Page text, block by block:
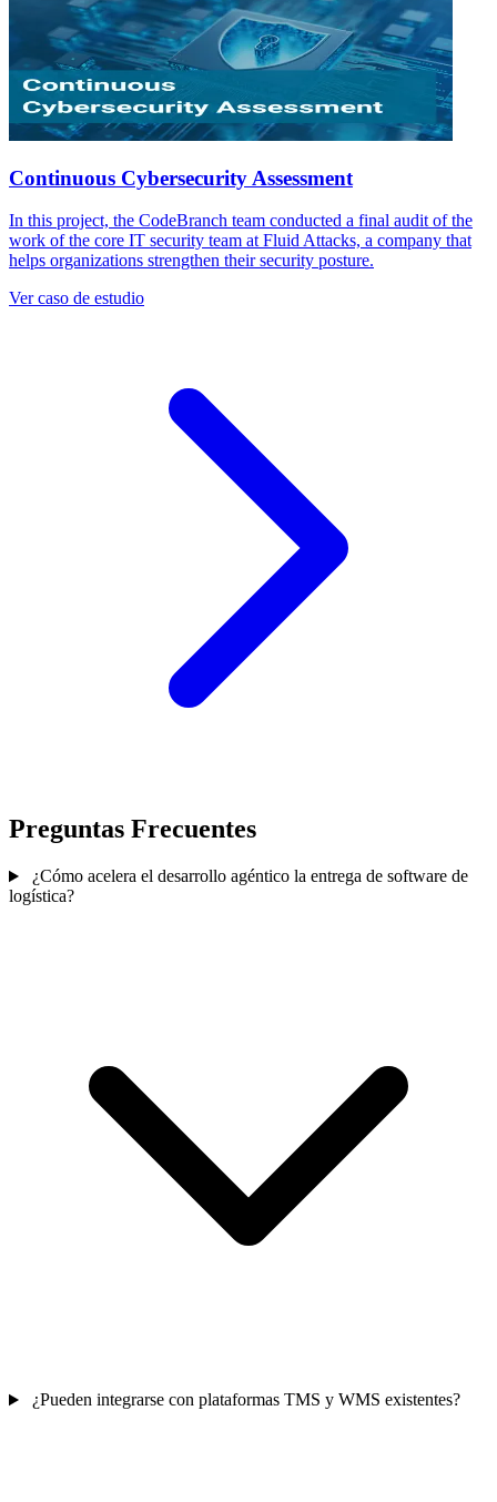
Continuous Cybersecurity Assessment
In this project, the CodeBranch team conducted a final audit of the
work of the core IT security team at Fluid Attacks, a company that
helps organizations strengthen their security posture.
Ver caso de estudio
Preguntas Frecuentes
¿Cómo acelera el desarrollo agéntico la entrega de software de
logística?
¿Pueden integrarse con plataformas TMS y WMS existentes?